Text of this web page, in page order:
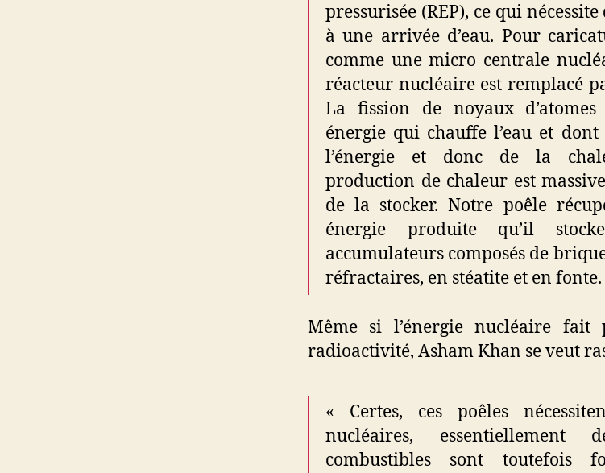
pressurisée (REP), ce qui
à une arrivée d’eau. Pour
comme une micro centrale
réacteur nucléaire est remplacé
La fission de noyaux
énergie qui chauffe l’eau et
l’énergie et donc de la
production de chaleur est
de la stocker. Notre poêle
énergie produite qu’il
accumulateurs composés de
réfractaires, en stéatite et en fonte.
Même si l’énergie nucléaire
radioactivité, Asham Khan se veut
« Certes, ces poêles
nucléaires, essentiellement
combustibles sont toutefois